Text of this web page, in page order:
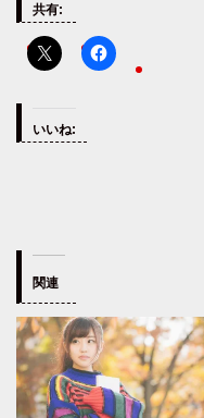
共有:
いいね:
関連